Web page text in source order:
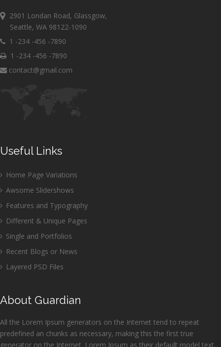
2901 Londan Road, Glassgow,
Seattle, WA 98122-1090
1 -234 -456 -7890
1 -234 -456 -7890
contact@gmail.com
Useful Links
Home Page Variations
Awsome Slidershows
Features and Typography
Different & Unique Pages
Single and Portfolios
Recent Blogs or News
Layered PSD Files
About Guardian
All the Lorem Ipsum generators on the Internet tend to repeat
predefined an chunks as necessary, making this the first true
generator on the Internet. Lorem Ipsum as their default model text,